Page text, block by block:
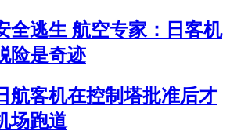
全逃生 航空专家：日客机
险是奇迹
航客机在控制塔批准后才
场跑道